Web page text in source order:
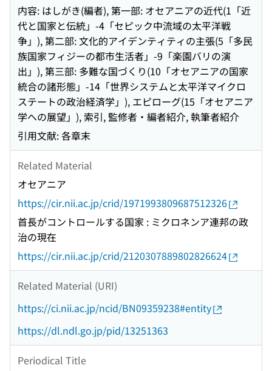
内容: はしがき(編者), 第一部: オセアニアの近代(1「近
代と国家と伝統」-4「セピック中流域の太平洋戦
争」), 第二部: 文化的アイデンティティの主張(5「多民
族国家フィジーの都市生活者」-9「楽園バリの演
出」), 第三部: 多難な国づくり(10「オセアニアの国家
統合の諸形態」-14「世界システムと太平洋マイクロ
ステートの政治経済学」), エピローグ(15「オセアニア
学への展望」), 索引, 監修者・編者紹介, 執筆者紹介
引用文献: 各章末
Related Material
オセアニア
https://cir.nii.ac.jp/crid/1971993809687512326
首長がコントロールする国家 : ミクロネンア連邦の政
治の現在
https://cir.nii.ac.jp/crid/2120307889802826624
Related Material (URI)
https://ci.nii.ac.jp/ncid/BN09359238#entity
https://dl.ndl.go.jp/pid/13251363
Periodical Title